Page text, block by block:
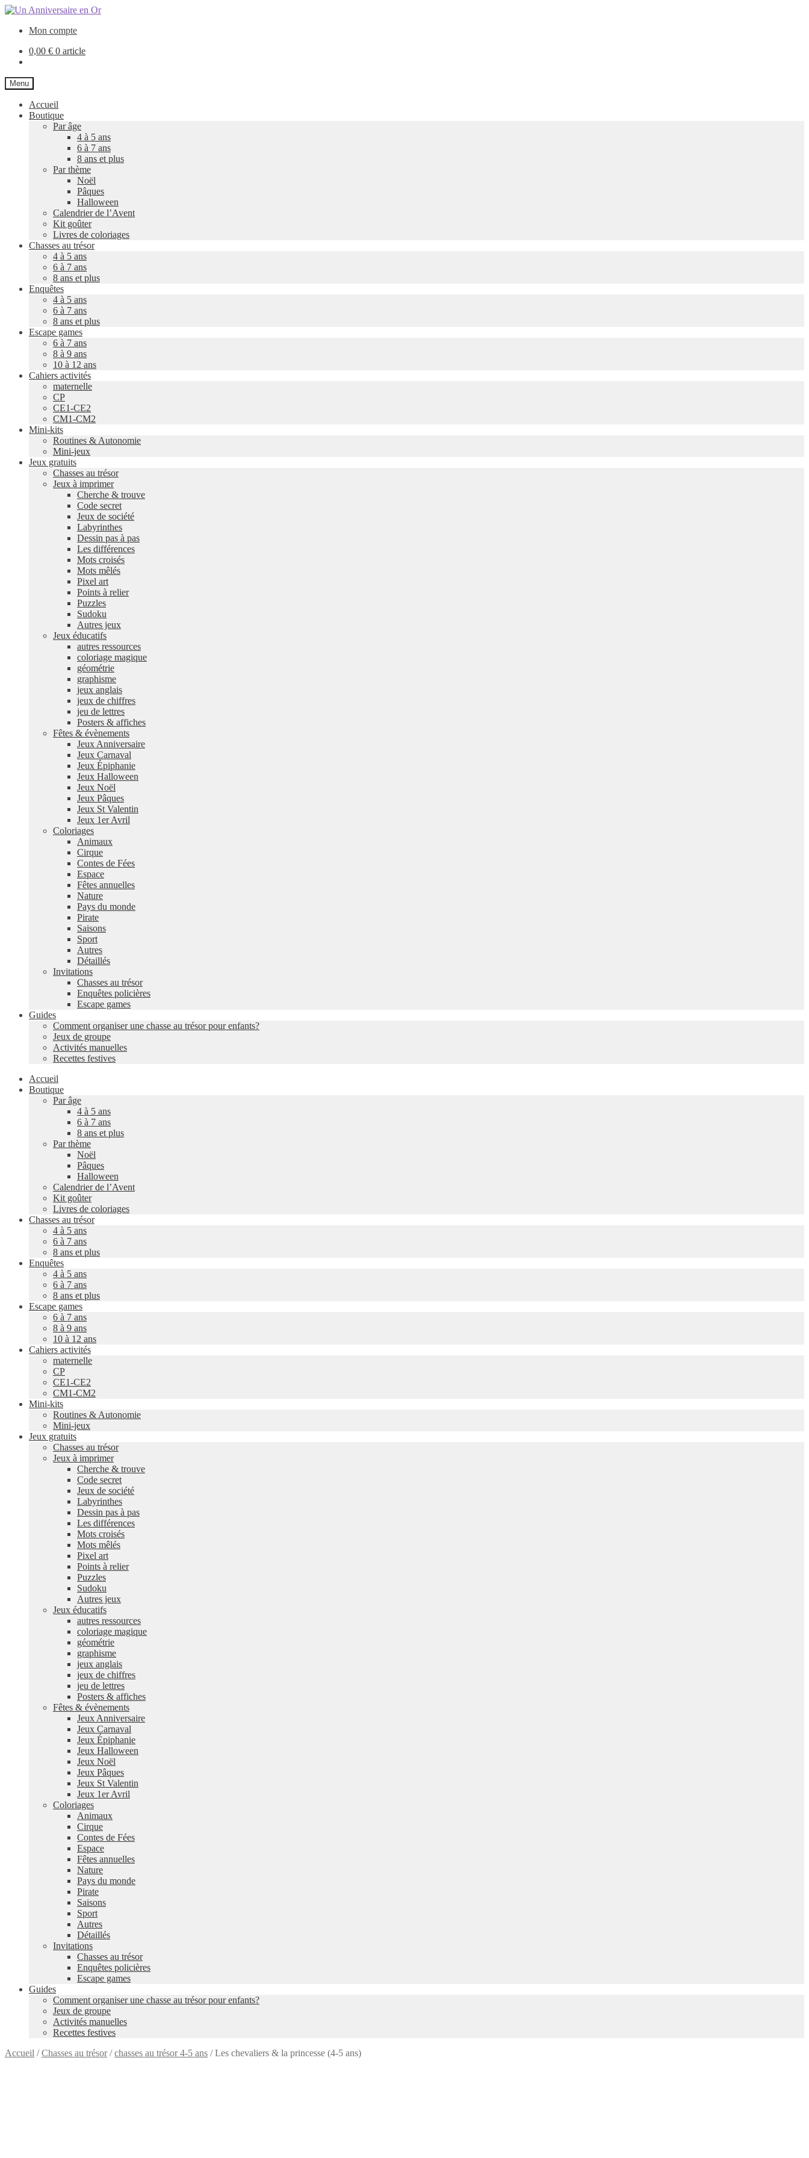
Aller
Aller
contenuMon compte
0,00 € 0 article
Menu
Accueil
Boutique
Par âge
4 à 5 ans
6 à 7 ans
8 ans et plus
Par thème
Noël
Pâques
Halloween
Calendrier de l’Avent
Kit goûter
Livres de coloriages
Chasses au trésor
4 à 5 ans
6 à 7 ans
8 ans et plus
Enquêtes
4 à 5 ans
6 à 7 ans
8 ans et plus
Escape games
6 à 7 ans
8 à 9 ans
10 à 12 ans
Cahiers activités
maternelle
CP
CE1-CE2
CM1-CM2
Mini-kits
Routines & Autonomie
Mini-jeux
Jeux gratuits
Chasses au trésor
Jeux à imprimer
Cherche & trouve
Code secret
Jeux de société
Labyrinthes
Dessin pas à pas
Les différences
Mots croisés
Mots mêlés
Pixel art
Points à relier
Puzzles
Sudoku
Autres jeux
Jeux éducatifs
autres ressources
coloriage magique
géométrie
graphisme
jeux anglais
jeux de chiffres
jeu de lettres
Posters & affiches
Fêtes & évènements
Jeux Anniversaire
Jeux Carnaval
Jeux Épiphanie
Jeux Halloween
Jeux Noël
Jeux Pâques
Jeux St Valentin
Jeux 1er Avril
Coloriages
Animaux
Cirque
Contes de Fées
Espace
Fêtes annuelles
Nature
Pays du monde
Pirate
Saisons
Sport
Autres
Détaillés
Invitations
Chasses au trésor
Enquêtes policières
Escape games
Guides
Comment organiser une chasse au trésor pour enfants?
Jeux de groupe
Activités manuelles
Recettes festives
Accueil
Boutique
Par âge
4 à 5 ans
6 à 7 ans
8 ans et plus
Par thème
Noël
Pâques
Halloween
Calendrier de l’Avent
Kit goûter
Livres de coloriages
Chasses au trésor
4 à 5 ans
6 à 7 ans
8 ans et plus
Enquêtes
4 à 5 ans
6 à 7 ans
8 ans et plus
Escape games
6 à 7 ans
8 à 9 ans
10 à 12 ans
Cahiers activités
maternelle
CP
CE1-CE2
CM1-CM2
Mini-kits
Routines & Autonomie
Mini-jeux
Jeux gratuits
Chasses au trésor
Jeux à imprimer
Cherche & trouve
Code secret
Jeux de société
Labyrinthes
Dessin pas à pas
Les différences
Mots croisés
Mots mêlés
Pixel art
Points à relier
Puzzles
Sudoku
Autres jeux
Jeux éducatifs
autres ressources
coloriage magique
géométrie
graphisme
jeux anglais
jeux de chiffres
jeu de lettres
Posters & affiches
Fêtes & évènements
Jeux Anniversaire
Jeux Carnaval
Jeux Épiphanie
Jeux Halloween
Jeux Noël
Jeux Pâques
Jeux St Valentin
Jeux 1er Avril
Coloriages
Animaux
Cirque
Contes de Fées
Espace
Fêtes annuelles
Nature
Pays du monde
Pirate
Saisons
Sport
Autres
Détaillés
Invitations
Chasses au trésor
Enquêtes policières
Escape games
Guides
Comment organiser une chasse au trésor pour enfants?
Jeux de groupe
Activités manuelles
Recettes festives
Accueil /Chasses au trésor/chasses au trésor 4-5 ans /Les chevaliers & la princesse (4-5 ans)